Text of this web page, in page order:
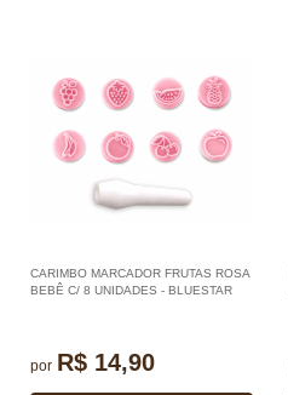
CARIMBO MARCADOR FRUTAS ROSA
BEBÊ C/ 8 UNIDADES - BLUESTAR
por R$ 14,90